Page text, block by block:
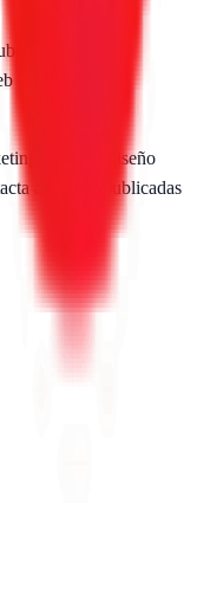
digital y diseño
agencias publicadas